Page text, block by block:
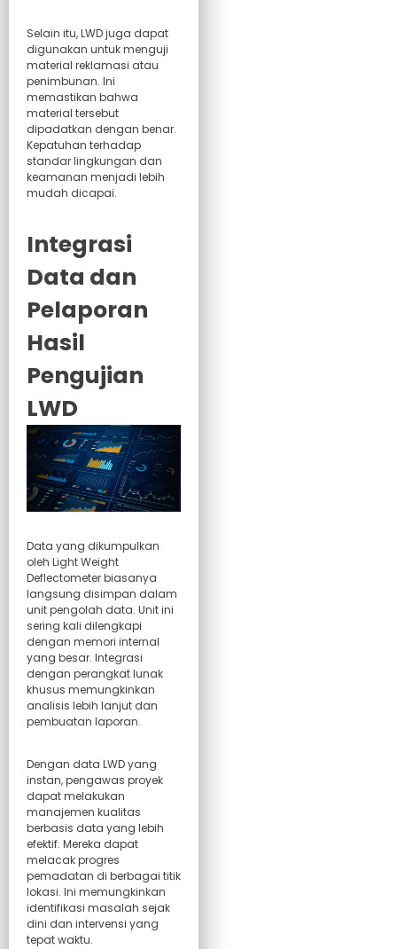
Selain itu, LWD juga dapat
digunakan untuk menguji
material reklamasi atau
penimbunan. Ini
memastikan bahwa
material tersebut
dipadatkan dengan benar.
Kepatuhan terhadap
standar lingkungan dan
keamanan menjadi lebih
mudah dicapai.
Integrasi
Data dan
Pelaporan
Hasil
Pengujian
LWD
Data yang dikumpulkan
oleh Light Weight
Deflectometer biasanya
langsung disimpan dalam
unit pengolah data. Unit ini
sering kali dilengkapi
dengan memori internal
yang besar. Integrasi
dengan perangkat lunak
khusus memungkinkan
analisis lebih lanjut dan
pembuatan laporan.
Dengan data LWD yang
instan, pengawas proyek
dapat melakukan
manajemen kualitas
berbasis data yang lebih
efektif. Mereka dapat
melacak progres
pemadatan di berbagai titik
lokasi. Ini memungkinkan
identifikasi masalah sejak
dini dan intervensi yang
tepat waktu.